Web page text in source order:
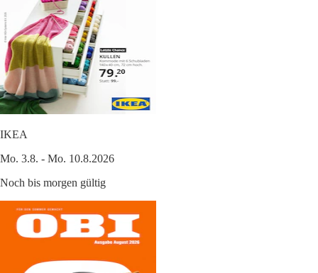
IKEA
Mo. 3.8. - Mo. 10.8.2026
Noch bis morgen gültig